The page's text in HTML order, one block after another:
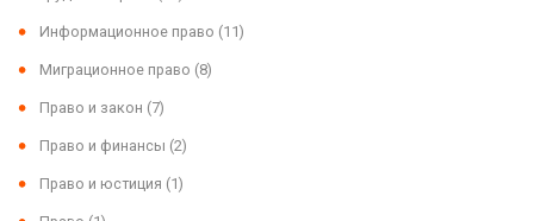
Информационное право (11)
Миграционное право (8)
Право и закон (7)
Право и финансы (2)
Право и юстиция (1)